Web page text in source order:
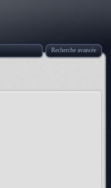
Recherche avancée